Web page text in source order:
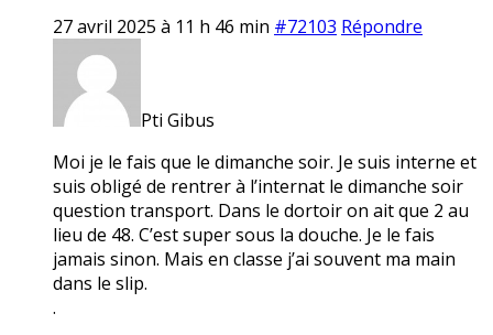
27 avril 2025 à 11 h 46 min #72103 Répondre
Pti Gibus
Moi je le fais que le dimanche soir. Je suis interne et
suis obligé de rentrer à l’internat le dimanche soir
question transport. Dans le dortoir on ait que 2 au
lieu de 48. C’est super sous la douche. Je le fais
jamais sinon. Mais en classe j’ai souvent ma main
dans le slip.
.